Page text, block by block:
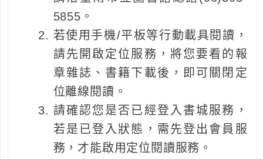
5855。
若使用手機/平板等行動載具閱讀，
請先開啟定位服務，將您要看的報
章雜誌、書籍下載後，即可關閉定
位離線閱讀。
請確認您是否已經登入書城服務，
若是已登入狀態，需先登出會員服
務，才能啟用定位閱讀服務。